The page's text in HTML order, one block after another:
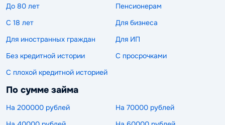
До 80 лет
Пенсионерам
С 18 лет
Для бизнеса
Для иностранных граждан
Для ИП
Без кредитной истории
С просрочками
С плохой кредитной историей
По сумме займа
На 200000 рублей
На 70000 рублей